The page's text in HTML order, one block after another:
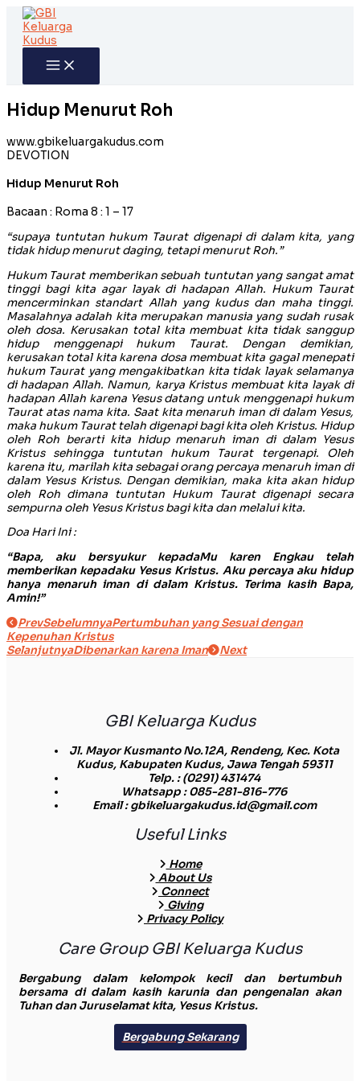
Skip
content
Hidup Menurut Roh
www.gbikeluargakudus.com
DEVOTION
Hidup Menurut Roh
Bacaan : Roma 8 : 1 – 17
“supaya tuntutan hukum Taurat digenapi di dalam kita, yang
tidak hidup menurut daging, tetapi menurut Roh.”
Hukum Taurat memberikan sebuah tuntutan yang sangat amat
tinggi bagi kita agar layak di hadapan Allah. Hukum Taurat
mencerminkan standart Allah yang kudus dan maha tinggi.
Masalahnya adalah kita merupakan manusia yang sudah rusak
oleh dosa. Kerusakan total kita membuat kita tidak sanggup
hidup menggenapi hukum Taurat. Dengan demikian,
kerusakan total kita karena dosa membuat kita gagal menepati
hukum Taurat yang mengakibatkan kita tidak layak selamanya
di hadapan Allah. Namun, karya Kristus membuat kita layak di
hadapan Allah karena Yesus datang untuk menggenapi hukum
Taurat atas nama kita. Saat kita menaruh iman di dalam Yesus,
maka hukum Taurat telah digenapi bagi kita oleh Kristus. Hidup
oleh Roh berarti kita hidup menaruh iman di dalam Yesus
Kristus sehingga tuntutan hukum Taurat tergenapi. Oleh
karena itu, marilah kita sebagai orang percaya menaruh iman di
dalam Yesus Kristus. Dengan demikian, maka kita akan hidup
oleh Roh dimana tuntutan Hukum Taurat digenapi secara
sempurna oleh Yesus Kristus bagi kita dan melalui kita.
Doa Hari Ini :
“Bapa, aku bersyukur kepadaMu karen Engkau telah
memberikan kepadaku Yesus Kristus. Aku percaya aku hidup
hanya menaruh iman di dalam Kristus. Terima kasih Bapa,
Amin!”
PrevSebelumnyaPertumbuhan yang Sesuai dengan
Kepenuhan Kristus
SelanjutnyaDibenarkan karena Iman Next
GBI Keluarga Kudus
Jl. Mayor Kusmanto No.12A, Rendeng, Kec. Kota
Kudus, Kabupaten Kudus, Jawa Tengah 59311
Telp.: (0291) 431474
Whatsapp: 085-281-816-776
Email: gbikeluargakudus.id@gmail.com
Useful Links
Home
About Us
Connect
Giving
Privacy Policy
Care Group GBI Keluarga Kudus
Bergabung dalam kelompok kecil dan bertumbuh
bersama di dalam kasih karunia dan pengenalan akan
Tuhan dan Juruselamat kita, Yesus Kristus.
Bergabung Sekarang